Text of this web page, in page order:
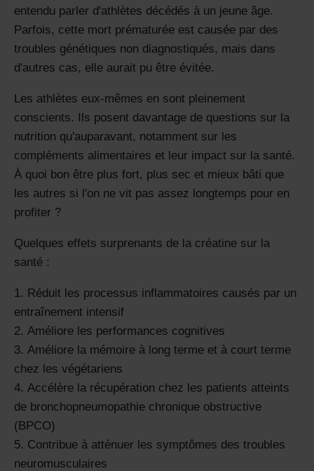
entendu parler d'athlètes décédés à un jeune âge.
Parfois, cette mort prématurée est causée par des
troubles génétiques non diagnostiqués, mais dans
d'autres cas, elle aurait pu être évitée.
Les athlètes eux-mêmes en sont pleinement
conscients. Ils posent davantage de questions sur la
nutrition qu'auparavant, notamment sur les
compléments alimentaires et leur impact sur la santé.
À quoi bon être plus fort, plus sec et mieux bâti que
les autres si l'on ne vit pas assez longtemps pour en
profiter ?
Quelques effets surprenants de la créatine sur la
santé :
Réduit les processus inflammatoires causés par un
entraînement intensif
Améliore les performances cognitives
Améliore la mémoire à long terme et à court terme
chez les végétariens
Accélère la récupération chez les patients atteints
de bronchopneumopathie chronique obstructive
(BPCO)
Contribue à atténuer les symptômes des troubles
neuromusculaires